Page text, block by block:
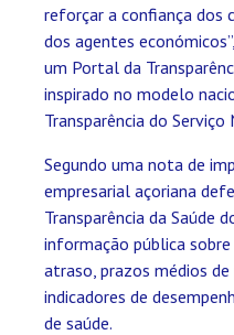
reforçar a confiança dos
dos agentes
um Portal da
inspirado no modelo
Transparência do Serviço
Segundo uma nota de
empresarial açoriana
Transparência da Saúde
informação pública
atraso, prazos médios
indicadores de
de saúde.